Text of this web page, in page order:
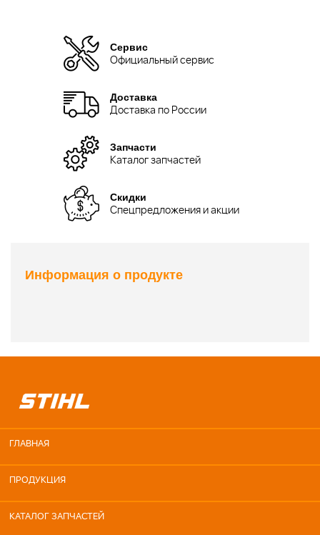
Сервис
Официальный сервис
Доставка
Доставка по России
Запчасти
Каталог запчастей
Скидки
Спецпредложения и акции
Информация о продукте
ГЛАВНАЯ
ПРОДУКЦИЯ
КАТАЛОГ ЗАПЧАСТЕЙ